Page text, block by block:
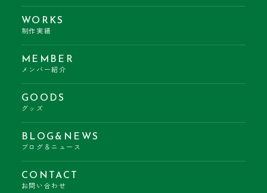
WORKS
制作実績
MEMBER
メンバー紹介
GOODS
グッズ
BLOG&NEWS
ブログ＆ニュース
CONTACT
お問い合わせ